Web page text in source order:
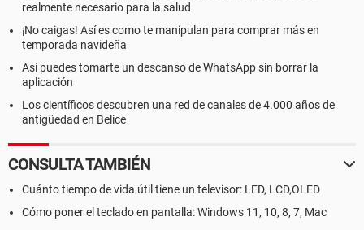
realmente necesario para la salud
¡No caigas! Así es como te manipulan para comprar más en
temporada navideña
Así puedes tomarte un descanso de WhatsApp sin borrar la
aplicación
Los científicos descubren una red de canales de 4.000 años de
antigüedad en Belice
CONSULTA TAMBIÉN
Cuánto tiempo de vida útil tiene un televisor: LED, LCD,OLED
Cómo poner el teclado en pantalla: Windows 11, 10, 8, 7, Mac